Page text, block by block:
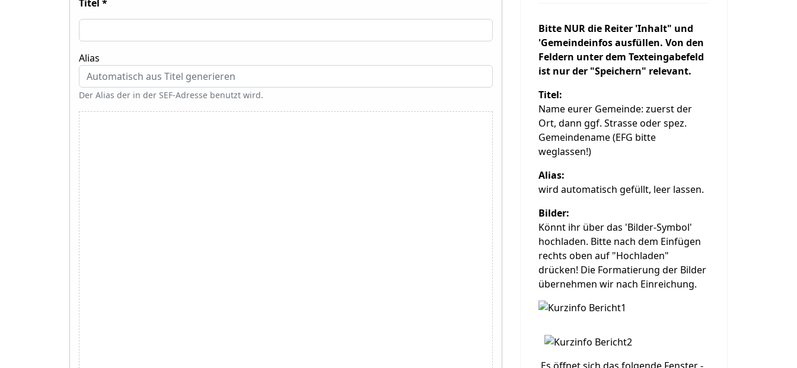
Titel *
Alias
Der Alias der in der SEF-Adresse benutzt wird.
Bitte NUR die Reiter 'Inhalt" und
'Gemeindeinfos ausfüllen. Von den
Feldern unter dem Texteingabefeld
ist nur der "Speichern" relevant.
Titel:
Name eurer Gemeinde: zuerst der
Ort, dann ggf. Strasse oder spez.
Gemeindename (EFG bitte
weglassen!)
Alias:
wird automatisch gefüllt, leer lassen.
Bilder:
Könnt ihr über das 'Bilder-Symbol'
hochladen. Bitte nach dem Einfügen
rechts oben auf "Hochladen"
drücken! Die Formatierung der Bilder
übernehmen wir nach Einreichung.